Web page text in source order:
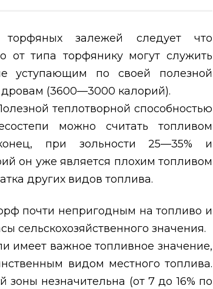
залежей следует что
от типа торфянику могут служить
уступающим по своей полезной
(3600—3000 калорий).
теплотворной способностью
можно считать топливом
при зольности 25—35% и
он уже является плохим топливом
других видов топлива.
почти непригодным на топливо и
сельскохозяйственного значения.
имеет важное топливное значение,
видом местного топлива.
зоны незначительна (от 7 до 16% по